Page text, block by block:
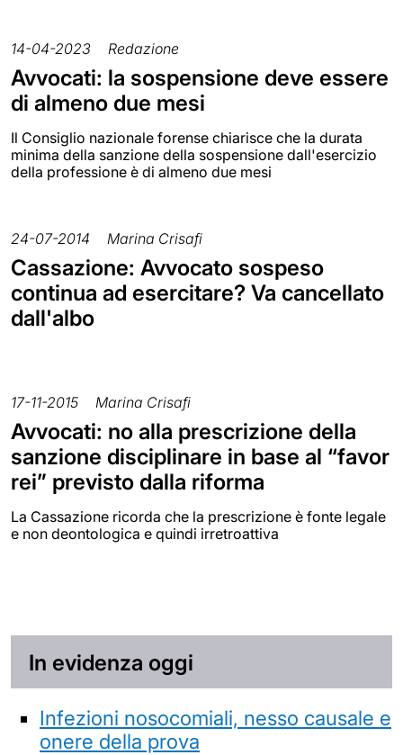
14-04-2023 Redazione
Avvocati: la sospensione deve essere
di almeno due mesi
Il Consiglio nazionale forense chiarisce che la durata
minima della sanzione della sospensione dall'esercizio
della professione è di almeno due mesi
24-07-2014 Marina Crisafi
Cassazione: Avvocato sospeso
continua ad esercitare? Va cancellato
dall'albo
17-11-2015 Marina Crisafi
Avvocati: no alla prescrizione della
sanzione disciplinare in base al “favor
rei” previsto dalla riforma
La Cassazione ricorda che la prescrizione è fonte legale
e non deontologica e quindi irretroattiva
In evidenza oggi
Infezioni nosocomiali, nesso causale e
onere della prova